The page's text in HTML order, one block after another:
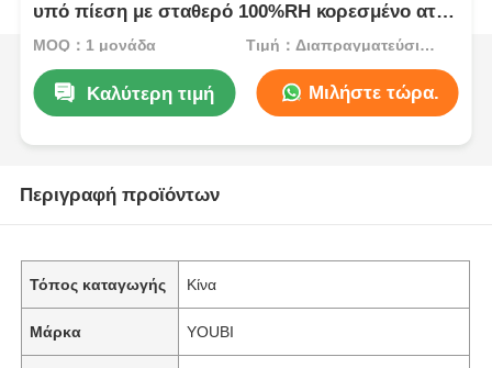
υπό πίεση με σταθερό 100%RH κορεσμένο ατμό
για εύρος θερμοκρασίας 105°C ~ 143°C και
MOQ：1 μονάδα Τιμή：Διαπραγματεύσιμος
Καλύτερη τιμή Μιλήστε τώρα.
Περιγραφή προϊόντων
Τόπος καταγωγής Κίνα
Μάρκα YOUBI